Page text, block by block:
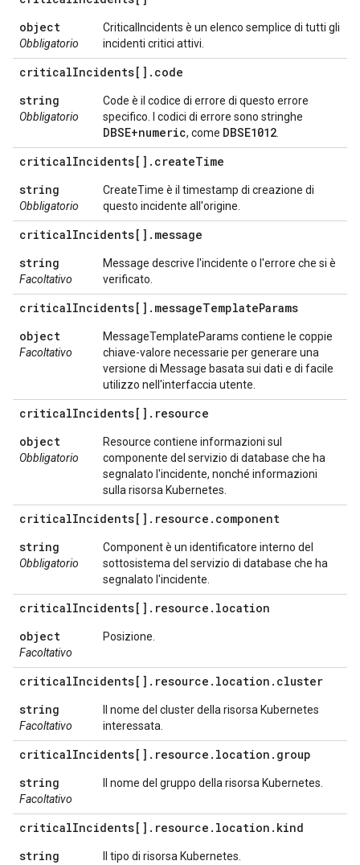
object
Obbligatorio
CriticalIncidents è un elenco semplice di tutti gli
incidenti critici attivi.
criticalIncidents[] . code
string
Obbligatorio
Code è il codice di errore di questo errore
specifico. I codici di errore sono stringhe
DBSE+numeric, come DBSE1012
criticalIncidents[] . createTime
string
Obbligatorio
CreateTime è il timestamp di creazione di
questo incidente all'origine.
criticalIncidents[] . message
string
Facoltativo
Message descrive l'incidente o l'errore che si è
verificato.
criticalIncidents[] . messageTemplateParams
object
Facoltativo
MessageTemplateParams contiene le coppie
chiave-valore necessarie per generare una
versione di Message basata sui dati e di facile
utilizzo nell'interfaccia utente.
criticalIncidents[] . resource
object
Obbligatorio
Resource contiene informazioni sul
componente del servizio di database che ha
segnalato l'incidente, nonché informazioni
sulla risorsa Kubernetes.
criticalIncidents[] . resource . component
string
Obbligatorio
Component è un identificatore interno del
sottosistema del servizio di database che ha
segnalato l'incidente.
criticalIncidents[] . resource . location
object
Facoltativo
Posizione.
criticalIncidents[] . resource . location . cluster
string
Facoltativo
Il nome del cluster della risorsa Kubernetes
interessata.
criticalIncidents[] . resource . location . group
string
Facoltativo
Il nome del gruppo della risorsa Kubernetes.
criticalIncidents[] . resource . location . kind
string
Il tipo di risorsa Kubernetes.